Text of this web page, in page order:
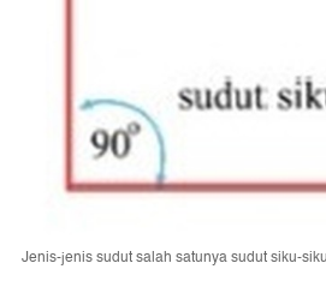
Jenis-jenis sudut salah satunya sudut siku-